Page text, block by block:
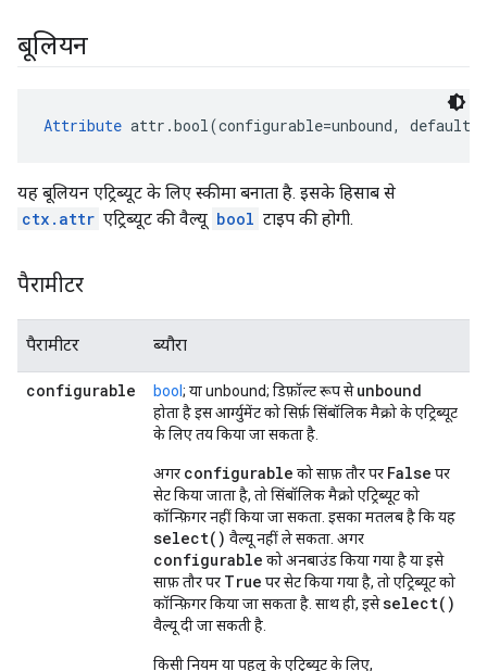
बूलियन
Attribute attr.bool(configurable=unbound,
यह बूलियन एट्रिब्यूट के लिए स्कीमा बनाता है. इसके हिसाब से
ctx.attr एट्रिब्यूट की वैल्यू bool टाइप की होगी.
पैरामीटर
पैरामीटर ब्यौरा
configurable bool ; या unbound; डिफ़ॉल्ट रूप सेunbound
होता है इस आर्ग्युमेंट को सिर्फ़ सिंबॉलिक मैक्रो के एट्रिब्यूट
के लिए तय किया जा सकता है.
अगर configurable को साफ़ तौर पर False पर
सेट किया जाता है, तो सिंबॉलिक मैक्रो एट्रिब्यूट को
कॉन्फ़िगर नहीं किया जा सकता. इसका मतलब है कि यह
select() वैल्यू नहीं ले सकता. अगर
configurable को अनबाउंड किया गया है या इसे
साफ़ तौर पर True पर सेट किया गया है, तो एट्रिब्यूट को
कॉन्फ़िगर किया जा सकता है. साथ ही, इसेselect()
वैल्यू दी जा सकती है.
किसी नियम या पहलू के एट्रिब्यूट के लिए,